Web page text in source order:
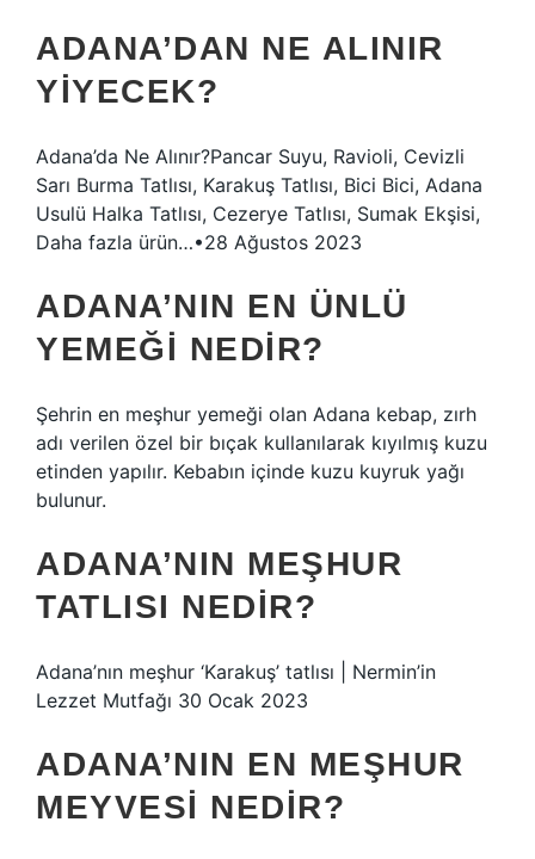
ADANA’DAN NE ALINIR
YIYECEK?
Adana’da Ne Alınır?Pancar Suyu, Ravioli, Cevizli
Sarı Burma Tatlısı, Karakuş Tatlısı, Bici Bici, Adana
Usulü Halka Tatlısı, Cezerye Tatlısı, Sumak Ekşisi,
Daha fazla ürün…•28 Ağustos 2023
ADANA’NIN EN ÜNLÜ
YEMEĞI NEDIR?
Şehrin en meşhur yemeği olan Adana kebap, zırh
adı verilen özel bir bıçak kullanılarak kıyılmış kuzu
etinden yapılır. Kebabın içinde kuzu kuyruk yağı
bulunur.
ADANA’NIN MEŞHUR
TATLISI NEDIR?
Adana’nın meşhur ‘Karakuş’ tatlısı | Nermin’in
Lezzet Mutfağı 30 Ocak 2023
ADANA’NIN EN MEŞHUR
MEYVESI NEDIR?